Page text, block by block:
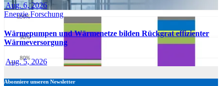
Aug. 6, 2026
EnergieForschung
Wärmepumpen und Wärmenetze bilden Rückgrat effizienter
Wärmeversorgung
Aug. 5, 2026
Abonniere unseren Newsletter